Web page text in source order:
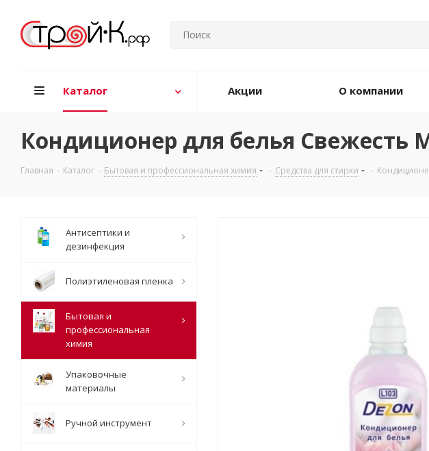
Каталог Акции О компании
Кондиционер для белья Свежесть
Главная - Каталог - Бытовая и профессиональная химия - Средства для стирки -
Антисептики и
дезинфекция
Полиэтиленовая пленка
Бытовая и
профессиональная
химия
Упаковочные
материалы
Ручной инструмент